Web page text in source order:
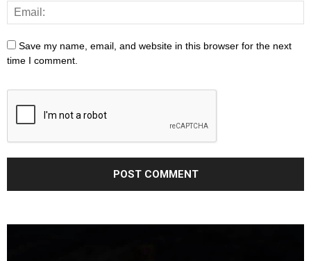
Save my name, email, and website in this browser for the next
time I comment.